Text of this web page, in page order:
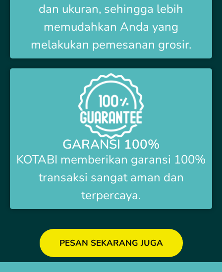
dan ukuran, sehingga lebih
memudahkan Anda yang
melakukan pemesanan grosir.
GARANSI 100%
KOTABI memberikan garansi 100%
transaksi sangat aman dan
terpercaya.
PESAN SEKARANG JUGA